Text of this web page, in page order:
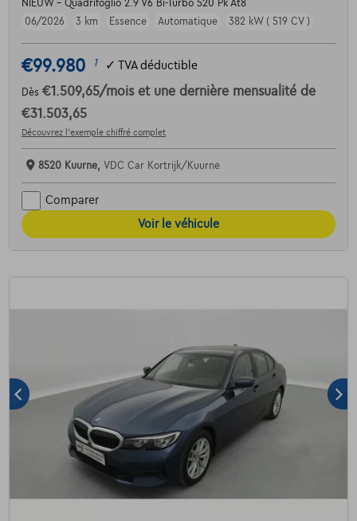
NIEUW - Quadrifoglio 2.9 V6 Bi-Turbo 520 Pk At8
06/2026
3 km Essence Automatique 382 kW ( 519 CV )
€99.980 1 ✓ TVA déductible
Dès €1.509,65/mois et une dernière mensualité de
€31.503,65
Découvrez l’exemple chiffré complet
8520 Kuurne, VDC Car Kortrijk/Kuurne
Comparer
Voir le véhicule